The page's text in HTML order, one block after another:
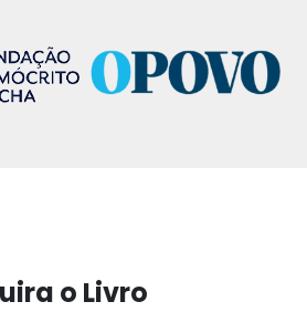
o Livro